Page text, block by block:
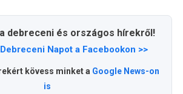
debreceni és országos hírekről!
Napot a Facebookon >>
kövess minket a Google News-on
is